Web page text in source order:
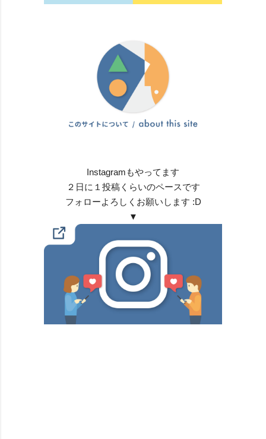
Instagramもやってます
２日に１投稿くらいのペースです
フォローよろしくお願いします :D
▼